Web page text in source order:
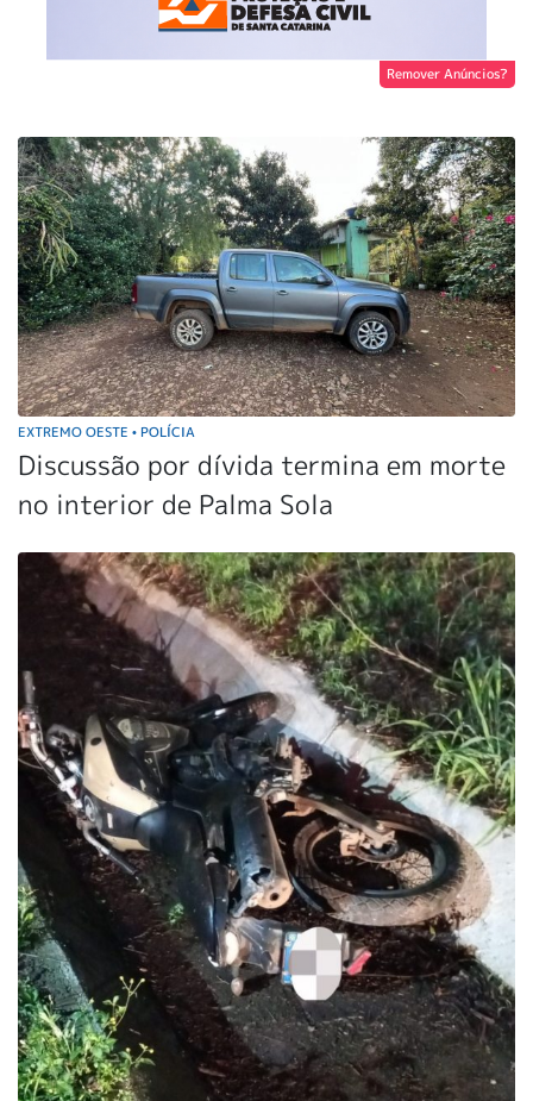
Remover Anúncios?
EXTREMO OESTE • POLÍCIA
Discussão por dívida termina em morte
no interior de Palma Sola